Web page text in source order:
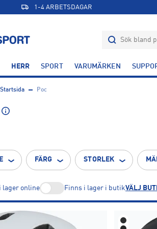
1-4 ARBETSDAGAR
HERR SPORT VARUMÄRKEN
Startsida Poc
FÄRG
Blå
2 1
STORLEK
48CM
1
49CM
1
50CM
1
55CM 56CM
lager online Finns i lager i butikVÄLJ